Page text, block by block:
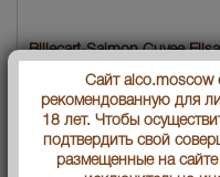
Billecart-Salmon Cuvee
Билькар Сальмон Кюве
Страна производства
Объем бутылки
Сайт
рекомендованную для
18 лет. Чтобы
подтвердить свой
размещенные на